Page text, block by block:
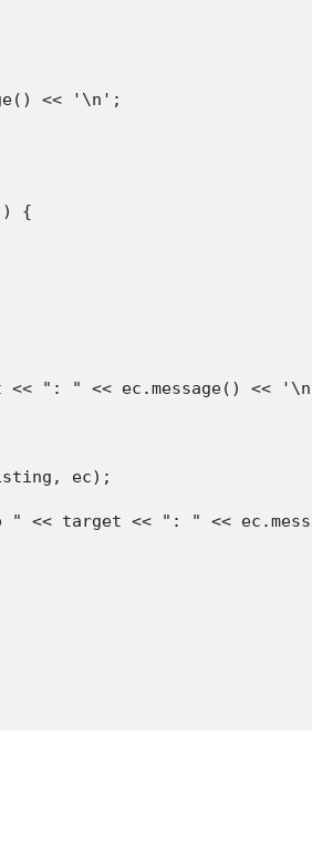
<< '\n';
{
": " << ec.message() <<
ec);
<< target << ": " <<